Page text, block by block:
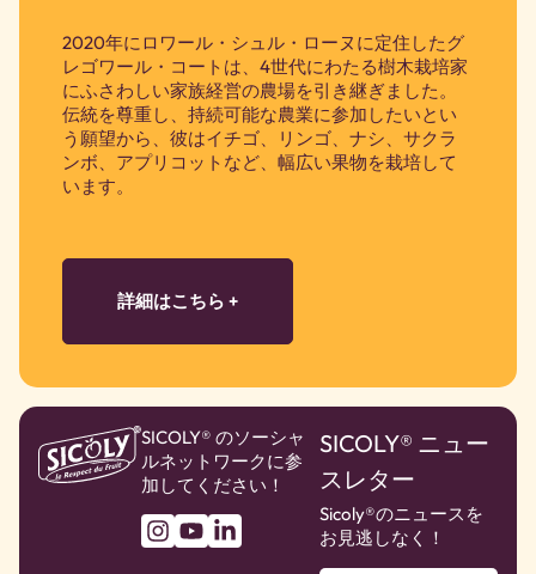
2020年にロワール・シュル・ローヌに定住したグ
レゴワール・コートは、4世代にわたる樹木栽培家
にふさわしい家族経営の農場を引き継ぎました。
伝統を尊重し、持続可能な農業に参加したいとい
う願望から、彼はイチゴ、リンゴ、ナシ、サクラ
ンボ、アプリコットなど、幅広い果物を栽培して
います。
詳細はこちら +
SICOLY® のソーシャ
ルネットワークに参
加してください！
SICOLY® ニュー
スレター
Sicoly®のニュースを
お見逃しなく！